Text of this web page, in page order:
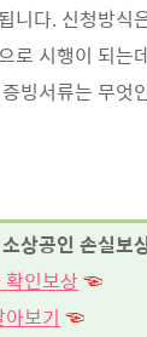
니다. 신청방식
로 시행이 되는
빙서류는 무엇
상공인 손실보
인보상☜
보기 ☜